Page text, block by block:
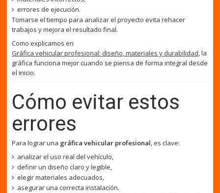
errores de ejecución.
Tomarse el tiempo para analizar el proyecto evita rehacer
trabajos y mejora el resultado final.
Como explicamos en
Gráfica vehicular profesional: diseño, materiales y durabilidad, la
gráfica funciona mejor cuando se piensa de forma integral desde
el inicio.
Cómo evitar estos
errores
Para lograr una gráfica vehicular profesional, es clave:
analizar el uso real del vehículo,
definir un diseño claro y legible,
elegir materiales adecuados,
asegurar una correcta instalación.